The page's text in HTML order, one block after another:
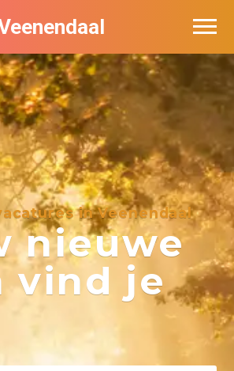
in Veenendaal
nieuwe
vind je
in Veendaal